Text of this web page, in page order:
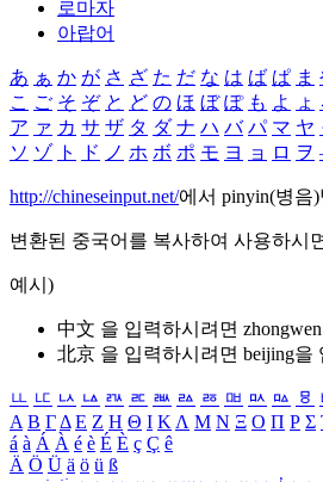
로마자
아랍어
あ ぁ か が さ ざ た だ な は ば ぱ ま
こ ご そ ぞ と ど の ほ ぼ ぽ も よ ょ
ア ァ カ サ ザ タ ダ ナ ハ バ パ マ ヤ
ソ ゾ ト ド ノ ホ ボ ポ モ ヨ ョ ロ ヲ
http://chineseinput.net/에서 pinyin(병음
변환된 중국어를 복사하여 사용하시
예시)
中文 을 입력하시려면 zhongwen
北京 을 입력하시려면 beijing을
ㅥ ㅦ ㅧ ㅨ ㅩ ㅪ ㅫ ㅬ ㅭ ㅮ ㅯ ㅰ ㅱ
Α Β ΓΔ Ε Ζ Η Θ Ι ΚΛ Μ Ν Ξ Ο Π Ρ Σ
á à Á À é è É È ç Ç ê
Ä Ö Ü ä ö ü ß